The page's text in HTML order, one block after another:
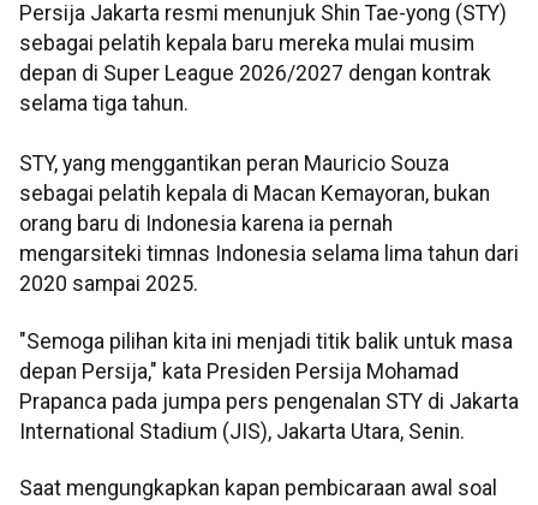
Persija Jakarta resmi menunjuk Shin Tae-yong (STY)
sebagai pelatih kepala baru mereka mulai musim
depan di Super League 2026/2027 dengan kontrak
selama tiga tahun.
STY, yang menggantikan peran Mauricio Souza
sebagai pelatih kepala di Macan Kemayoran, bukan
orang baru di Indonesia karena ia pernah
mengarsiteki timnas Indonesia selama lima tahun dari
2020 sampai 2025.
"Semoga pilihan kita ini menjadi titik balik untuk masa
depan Persija," kata Presiden Persija Mohamad
Prapanca pada jumpa pers pengenalan STY di Jakarta
International Stadium (JIS), Jakarta Utara, Senin.
Saat mengungkapkan kapan pembicaraan awal soal